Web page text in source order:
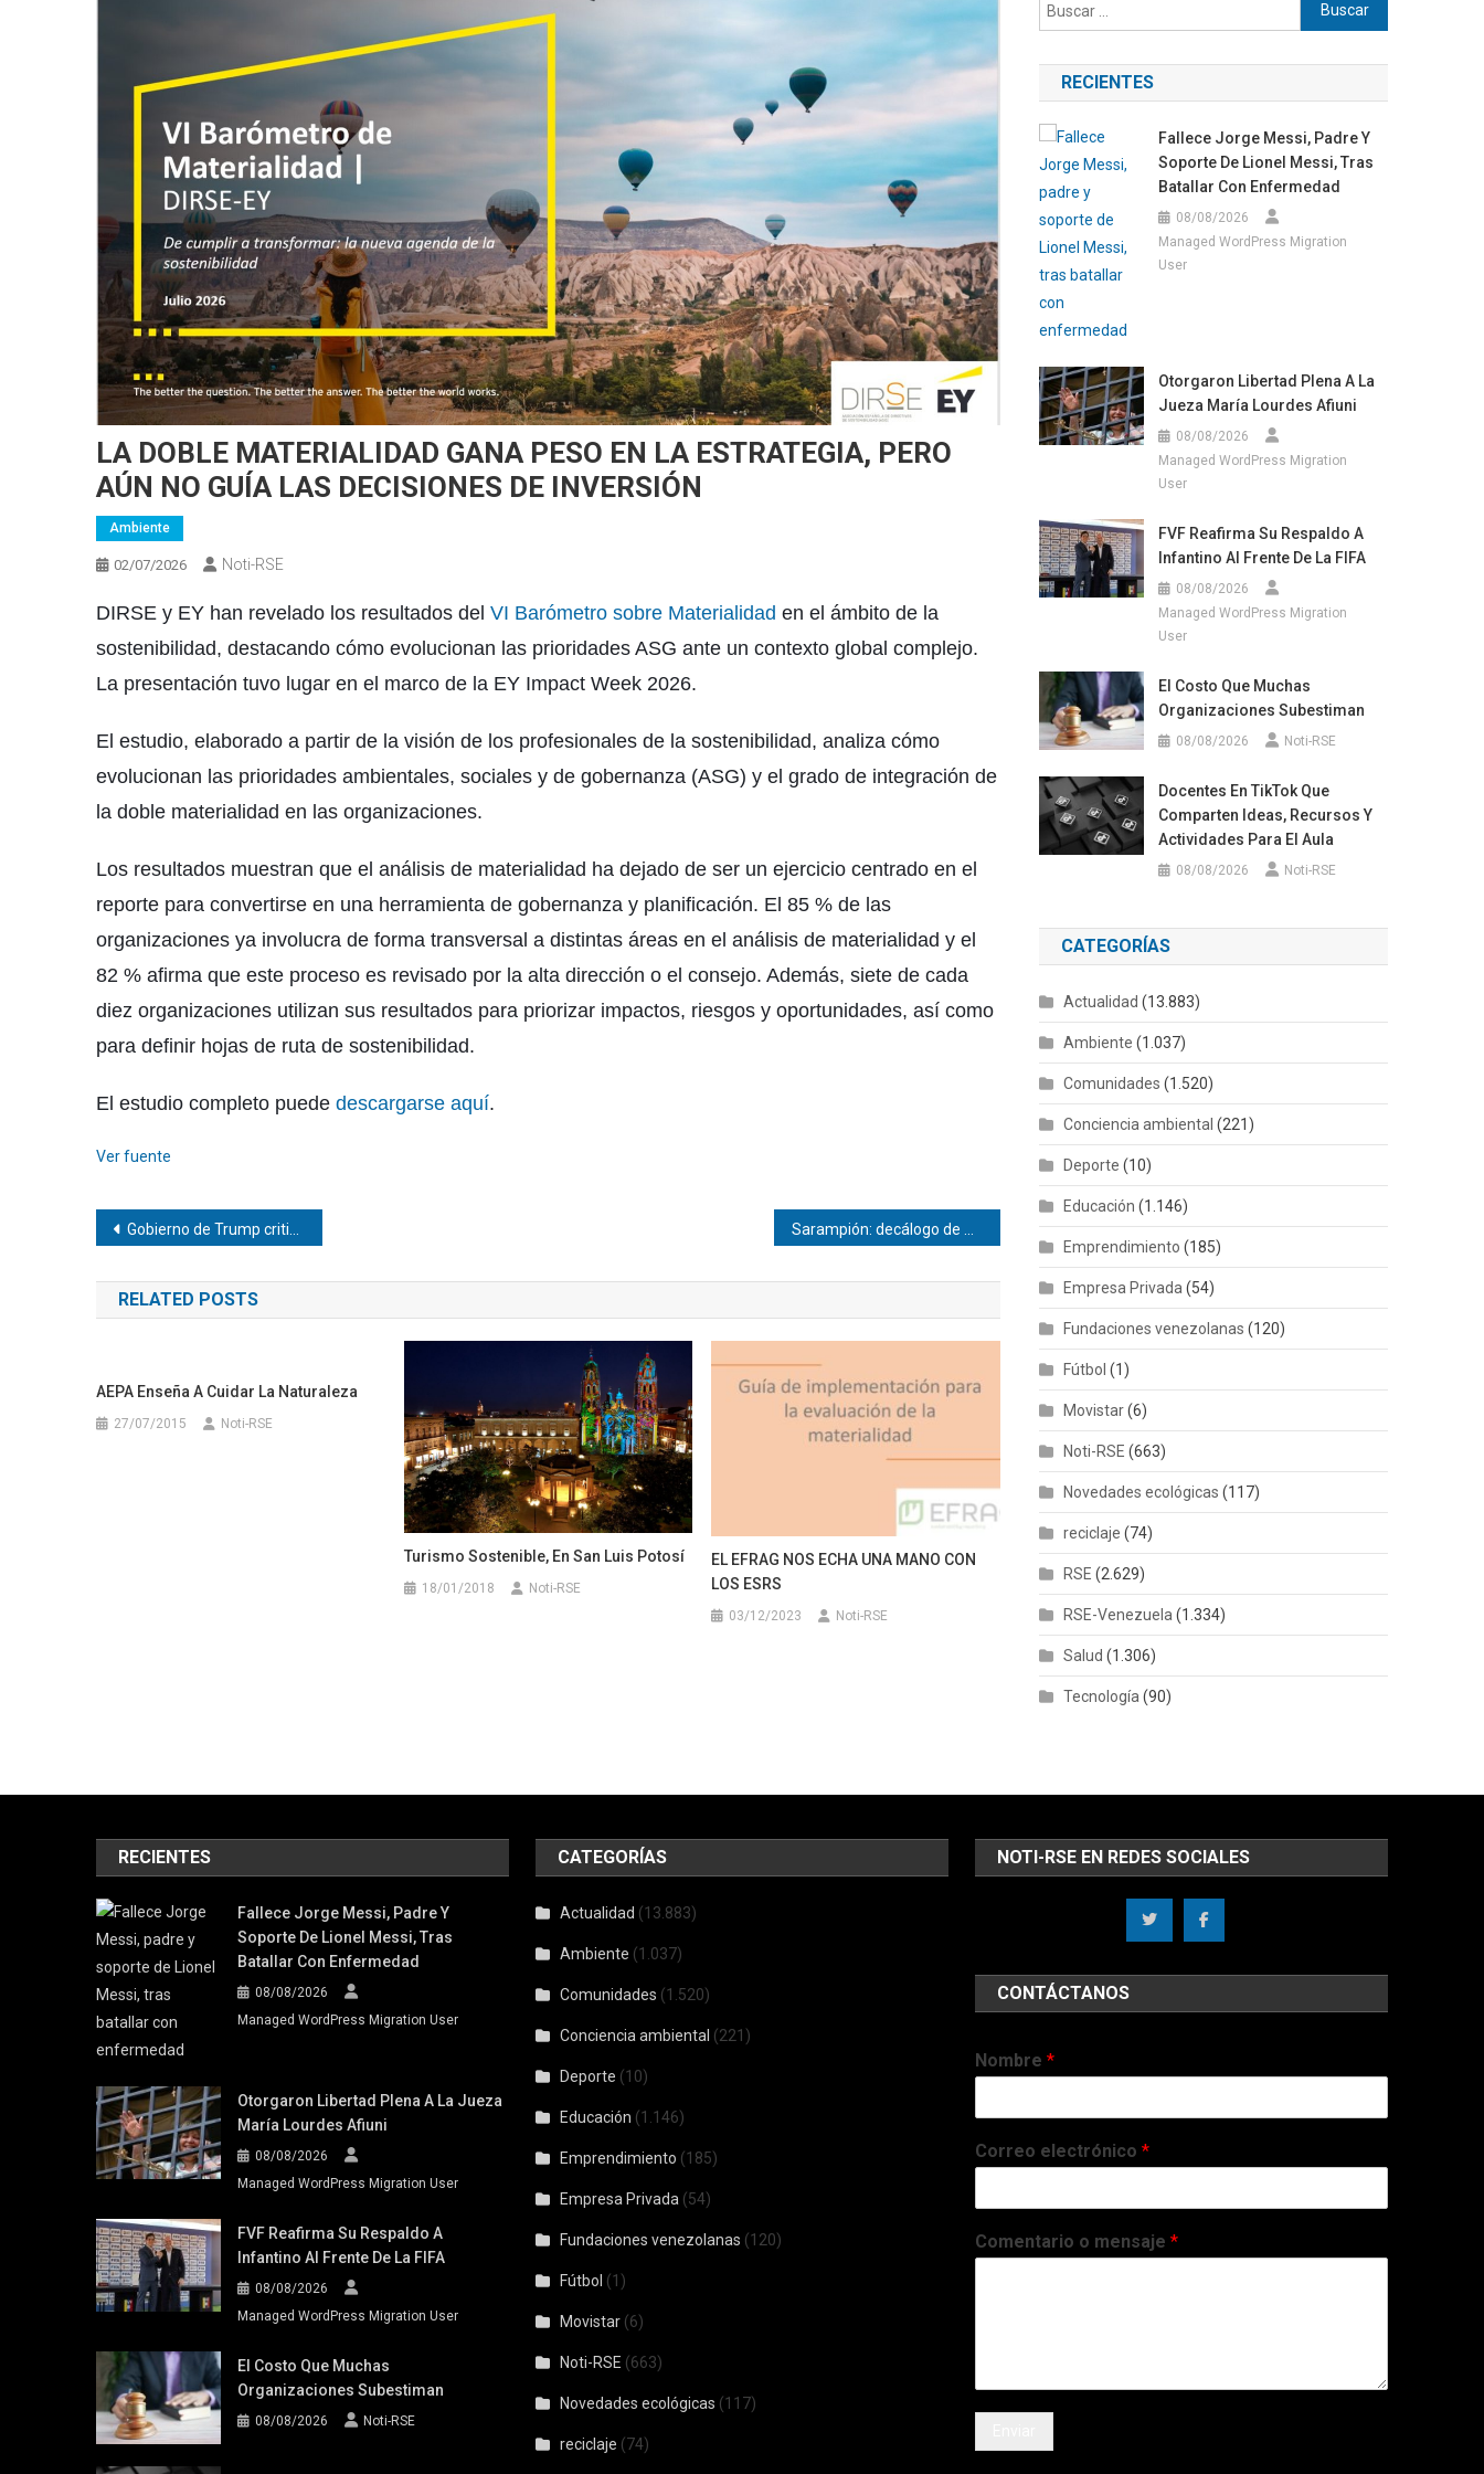
LA DOBLE MATERIALIDAD GANA PESO EN LA ESTRATEGIA, PERO
AÚN NO GUÍA LAS DECISIONES DE INVERSIÓN
Ambiente
02/07/2026 Noti-RSE
DIRSE y EY han revelado los resultados del VI Barómetro sobre Materialidad en el ámbito de la
sostenibilidad, destacando cómo evolucionan las prioridades ASG ante un contexto global complejo.
La presentación tuvo lugar en el marco de la EY Impact Week 2026.
El estudio, elaborado a partir de la visión de los profesionales de la sostenibilidad, analiza cómo
evolucionan las prioridades ambientales, sociales y de gobernanza (ASG) y el grado de integración de
la doble materialidad en las organizaciones.
Los resultados muestran que el análisis de materialidad ha dejado de ser un ejercicio centrado en el
reporte para convertirse en una herramienta de gobernanza y planificación. El 85 % de las
organizaciones ya involucra de forma transversal a distintas áreas en el análisis de materialidad y el
82 % afirma que este proceso es revisado por la alta dirección o el consejo. Además, siete de cada
diez organizaciones utilizan sus resultados para priorizar impactos, riesgos y oportunidades, así como
para definir hojas de ruta de sostenibilidad.
El estudio completo puede descargarse aquí.
Ver fuente
Navegación
de
entradas
Gobierno de Trump critica el «oportunismo» a María Corina Machado
RELATED POSTS
AEPA Enseña A Cuidar La Naturaleza
27/07/2015 Noti-RSE
Turismo Sostenible, En San Luis Potosí
18/01/2018 Noti-RSE
EL EFRAG NOS ECHA UNA MANO CON
LOS ESRS
03/12/2023 Noti-RSE
RECIENTES
Fallece Jorge Messi, Padre Y
Soporte De Lionel Messi, Tras
Batallar Con Enfermedad
08/08/2026
Managed WordPress Migration
User
Otorgaron Libertad Plena A La
Jueza María Lourdes Afiuni
08/08/2026
Managed WordPress Migration
User
FVF Reafirma Su Respaldo A
Infantino Al Frente De La FIFA
08/08/2026
Managed WordPress Migration
User
El Costo Que Muchas
Organizaciones Subestiman
08/08/2026 Noti-RSE
Docentes En TikTok Que
Comparten Ideas, Recursos Y
Actividades Para El Aula
08/08/2026 Noti-RSE
CATEGORÍAS
Actualidad (13.883)
Ambiente (1.037)
Comunidades (1.520)
Conciencia ambiental (221)
Deporte (10)
Educación (1.146)
Emprendimiento (185)
Empresa Privada (54)
Fundaciones venezolanas (120)
Fútbol (1)
Movistar(6)
Noti-RSE (663)
Novedades ecológicas (117)
reciclaje (74)
RSE (2.629)
RSE-Venezuela (1.334)
Salud (1.306)
Tecnología (90)
RECIENTES
Fallece Jorge Messi, Padre Y
Soporte De Lionel Messi, Tras
Batallar Con Enfermedad
08/08/2026
Managed WordPress Migration User
Otorgaron Libertad Plena A La Jueza
María Lourdes Afiuni
08/08/2026
Managed WordPress Migration User
FVF Reafirma Su Respaldo A
Infantino Al Frente De La FIFA
08/08/2026
Managed WordPress Migration User
El Costo Que Muchas
Organizaciones Subestiman
08/08/2026 Noti-RSE
CATEGORÍAS
Actualidad (13.883)
Ambiente (1.037)
Comunidades (1.520)
Conciencia ambiental (221)
Deporte (10)
Educación (1.146)
Emprendimiento (185)
Empresa Privada (54)
Fundaciones venezolanas (120)
Fútbol (1)
Movistar (6)
Noti-RSE (663)
Novedades ecológicas (117)
reciclaje (74)
NOTI-RSE EN REDES SOCIALES
CONTÁCTANOS
Nombre *
Correo electrónico *
Comentario o mensaje *